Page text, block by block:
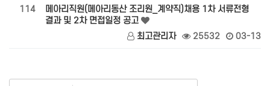
114
메아리직원(메아리동산 조리원_계약직)채용 1차 서류전형
결과 및 2차 면접일정 공고
최고관리자
25532 03-13